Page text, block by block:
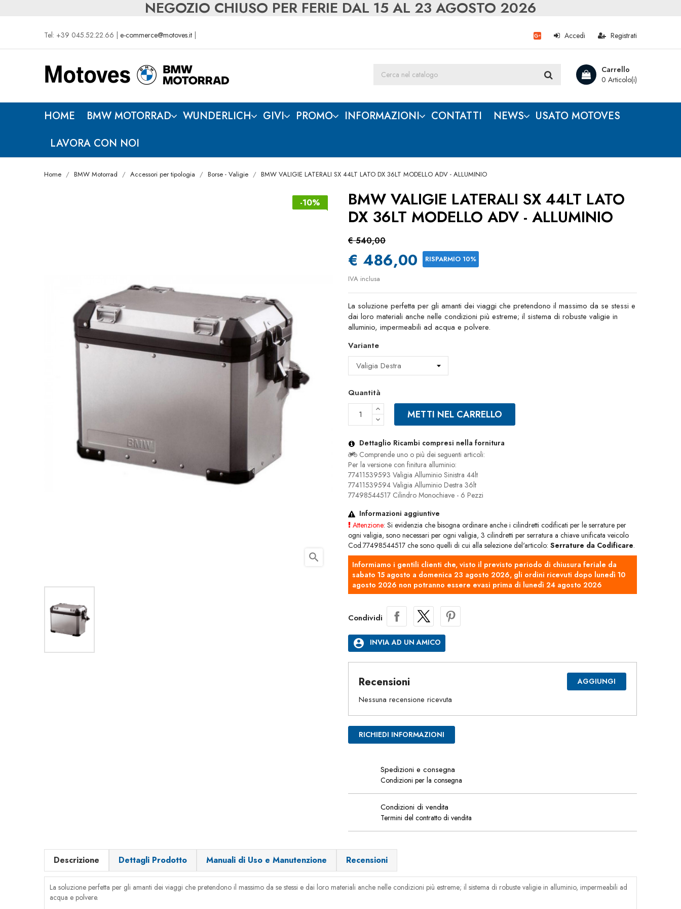
NEGOZIO CHIUSO PER FERIE DAL 15 AL 23 AGOSTO 2026
Tel: +39 045.52.22.66 | e-commerce@motoves.it Registrati
Accedi
Carrello
0 Articolo(i)
HOME BMW MOTORRAD WUNDERLICH GIVI PROMO INFORMAZIONI CONTATTI NEWS
USATO MOTOVES
LAVORA CON NOI
Home BMW Motorrad Accessori per tipologia Borse - Valigie BMW VALIGIE LATERALI SX 44LT LATO DX 36LT MODELLO ADV - ALLUMINIO
-10%
search
BMW VALIGIE LATERALI SX 44LT LATO
DX 36LT MODELLO ADV - ALLUMINIO
€ 540,00
€ 486,00 RISPARMIO 10%
IVA inclusa
La soluzione perfetta per gli amanti dei viaggi che pretendono il massimo da se stessi e
dai loro materiali anche nelle condizioni più estreme; il sistema di robuste valigie in
alluminio, impermeabili ad acqua e polvere.
Variante
Quantità
METTI NEL CARRELLO
Dettaglio Ricambi compresi nella fornitura
Comprende uno o più dei seguenti articoli:
Per la versione con finitura alluminio:
77411539593 Valigia Alluminio Sinistra 44lt
77411539594 Valigia Alluminio Destra 36lt
77498544517 Cilindro Monochiave - 6 Pezzi
Informazioni aggiuntive
Attenzione: Si evidenzia che bisogna ordinare anche i cilindretti codificati per le serrature per
ogni valigia, sono necessari per ogni valigia, 3 cilindretti per serratura a chiave unificata veicolo
Cod.77498544517 che sono quelli di cui alla selezione del'articolo: Serrature da Codificare.
Informiamo i gentili clienti che, visto il previsto periodo di chiusura feriale da
sabato 15 agosto a domenica 23 agosto 2026, gli ordini ricevuti dopo lunedì 10
agosto 2026 non potranno essere evasi prima di lunedì 24 agosto 2026
Condividi
account_circle INVIA AD UN AMICO
Recensioni AGGIUNGI
Nessuna recensione ricevuta
RICHIEDI INFORMAZIONI
Spedizioni e consegna
Condizioni per la consegna
Condizioni di vendita
Termini del contratto di vendita
Descrizione Dettagli Prodotto Manuali di Uso e Manutenzione Recensioni
La soluzione perfetta per gli amanti dei viaggi che pretendono il massimo da se stessi e dai loro materiali anche nelle condizioni più estreme; il sistema di robuste valigie in alluminio, impermeabili ad
acqua e polvere.